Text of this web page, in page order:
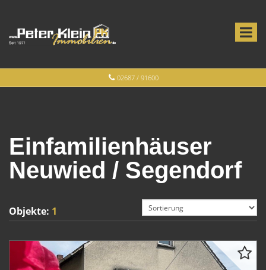
02687 / 91600
Einfamilienhäuser
Neuwied / Segendorf
Objekte: 1